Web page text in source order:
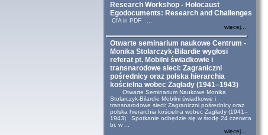
Research Workshop - Holocaust
Egodocuments: Research and Challenges
CfA in PDF ...
więcej...
Otwarte seminarium naukowe Centrum -
Monika Stolarczyk-Bilardie wygłosi
referat pt. Mobilni świadkowie i
transnarodowe sieci: Zagraniczni
pośrednicy oraz polska hierarchia
kościelna wobec Zagłady (1941–1943)
Otwarte Seminarium Naukowe Monika
Stolarczyk-Bilardie Mobilni świadkowie i
transnarodowe sieci: Zagraniczni pośrednicy oraz
polska hierarchia kościelna wobec Zagłady (1941–
1943) Spotkanie odbędzie się w środę 24 czerwca
br. w ...
więcej...